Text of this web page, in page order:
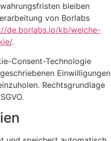
bleiben
von Borlabs
de.borlabs.io/kb/welche-
.
Consent-Technologie
Einwilligungen
Rechtsgrundlage